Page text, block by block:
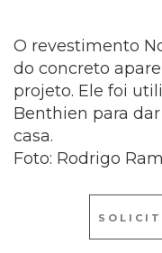
O revestimento
do concreto
projeto. Ele foi
Benthien para
casa.
Foto: Rodrigo